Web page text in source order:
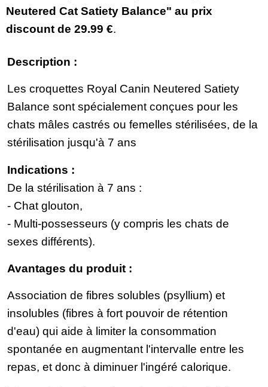
Neutered Cat Satiety Balance" au prix
discount de 29.99 €.
Description :
Les croquettes Royal Canin Neutered Satiety
Balance sont spécialement conçues pour les
chats mâles castrés ou femelles stérilisées, de la
stérilisation jusqu'à 7 ans
Indications :
De la stérilisation à 7 ans :
- Chat glouton,
- Multi-possesseurs (y compris les chats de
sexes différents).
Avantages du produit :
Association de fibres solubles (psyllium) et
insolubles (fibres à fort pouvoir de rétention
d'eau) qui aide à limiter la consommation
spontanée en augmentant l'intervalle entre les
repas, et donc à diminuer l'ingéré calorique.